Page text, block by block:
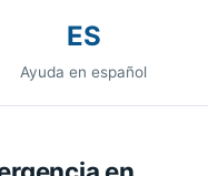
ES
Ayuda en español